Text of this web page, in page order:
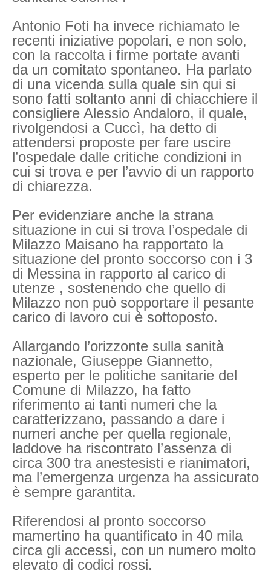
Antonio Foti ha invece richiamato le
recenti iniziative popolari, e non solo,
con la raccolta i firme portate avanti
da un comitato spontaneo. Ha parlato
di una vicenda sulla quale sin qui si
sono fatti soltanto anni di chiacchiere il
consigliere Alessio Andaloro, il quale,
rivolgendosi a Cuccì, ha detto di
attendersi proposte per fare uscire
l’ospedale dalle critiche condizioni in
cui si trova e per l’avvio di un rapporto
di chiarezza.
Per evidenziare anche la strana
situazione in cui si trova l’ospedale di
Milazzo Maisano ha rapportato la
situazione del pronto soccorso con i 3
di Messina in rapporto al carico di
utenze , sostenendo che quello di
Milazzo non può sopportare il pesante
carico di lavoro cui è sottoposto.
Allargando l’orizzonte sulla sanità
nazionale, Giuseppe Giannetto,
esperto per le politiche sanitarie del
Comune di Milazzo, ha fatto
riferimento ai tanti numeri che la
caratterizzano, passando a dare i
numeri anche per quella regionale,
laddove ha riscontrato l’assenza di
circa 300 tra anestesisti e rianimatori,
ma l’emergenza urgenza ha assicurato
è sempre garantita.
Riferendosi al pronto soccorso
mamertino ha quantificato in 40 mila
circa gli accessi, con un numero molto
elevato di codici rossi.